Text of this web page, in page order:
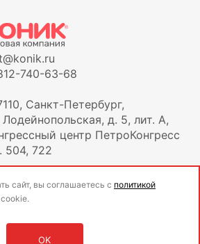
740-63-68
Санкт-Петербург,
Лодейнопольская, д. 5, лит. А,
центр ПетроКонгресс
504, 722
сайт, вы соглашаетесь с политикой
OK